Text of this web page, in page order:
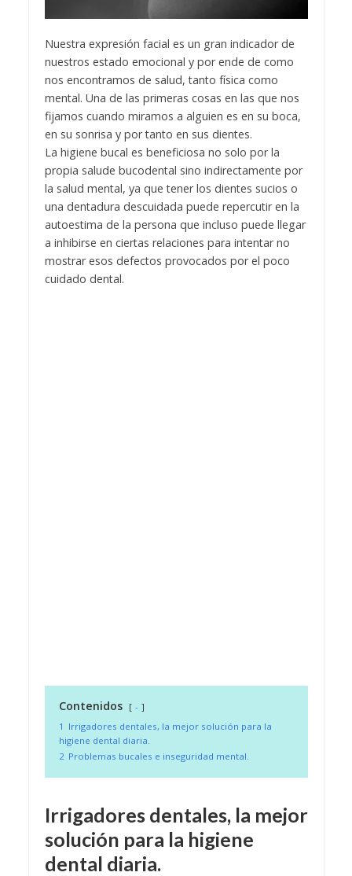
Nuestra expresión facial es un gran indicador de
nuestros estado emocional y por ende de como
nos encontramos de salud, tanto física como
mental. Una de las primeras cosas en las que nos
fijamos cuando miramos a alguien es en su boca,
en su sonrisa y por tanto en sus dientes.
La higiene bucal es beneficiosa no solo por la
propia salude bucodental sino indirectamente por
la salud mental, ya que tener los dientes sucios o
una dentadura descuidada puede repercutir en la
autoestima de la persona que incluso puede llegar
a inhibirse en ciertas relaciones para intentar no
mostrar esos defectos provocados por el poco
cuidado dental.
Contenidos
-
1 Irrigadores dentales, la mejor solución para la
higiene dental diaria.
2 Problemas bucales e inseguridad mental.
Irrigadores dentales, la mejor
solución para la higiene
dental diaria.